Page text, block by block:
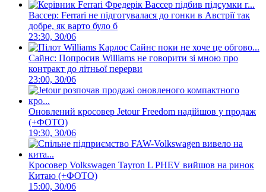
Вассер: Ferrari не підготувалася до гонки в Австрії так
добре, як варто було б
23:30, 30/06
Сайнс: Попросив Williams не говорити зі мною про
контракт до літньої перерви
23:00, 30/06
Оновлений кросовер Jetour Freedom надійшов у продаж
(+ФОТО)
19:30, 30/06
Кросовер Volkswagen Tayron L PHEV вийшов на ринок
Китаю (+ФОТО)
15:00, 30/06